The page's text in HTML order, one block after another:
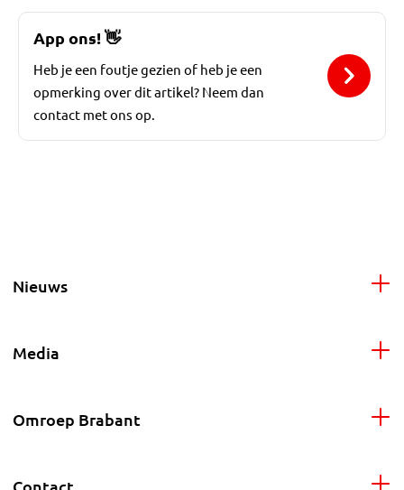
App ons! 👋
Heb je een foutje gezien of heb je een
opmerking over dit artikel? Neem dan
contact met ons op.
Nieuws
Media
Omroep Brabant